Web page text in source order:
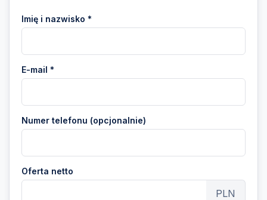
Imię i nazwisko *
E-mail *
Numer telefonu (opcjonalnie)
Oferta netto
PLN